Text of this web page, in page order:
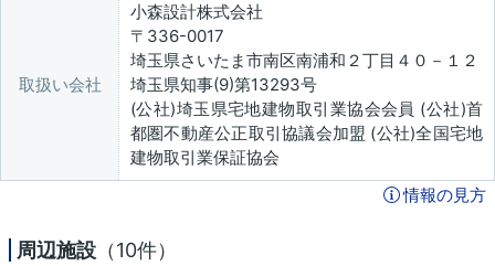
取扱い会社
小森設計株式会社
〒336-0017
埼玉県さいたま市南区南浦和２丁目４０－１２
埼玉県知事(9)第13293号
(公社)埼玉県宅地建物取引業協会会員 (公社)首
都圏不動産公正取引協議会加盟 (公社)全国宅地
建物取引業保証協会
情報の見方
周辺施設 （10件）